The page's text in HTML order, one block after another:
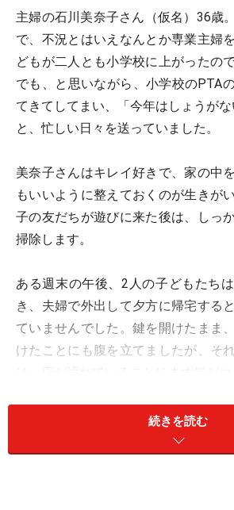
主婦の石川美奈子さん（仮名）36歳
で、不況とはいえなんとか専業主婦
どもが二人とも小学校に上がったの
でも、と思いながら、小学校のPTA
てきてしてまい、「今年はしょうがな
と、忙しい日々を送っていました。
美奈子さんはキレイ好きで、家の中
もいいように整えておくのが生きが
子の友だちが遊びに来た後は、しっ
掃除します。
ある週末の午後、2人の子どもたち
き、夫婦で外出して夕方に帰宅する
ていませんでした。鍵を開けたまま
けたことにも腹を立てましたが、そ
続きを読む